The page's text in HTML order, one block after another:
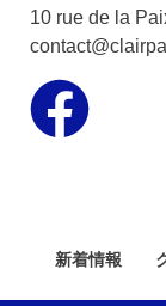
10 rue de la
新着情報